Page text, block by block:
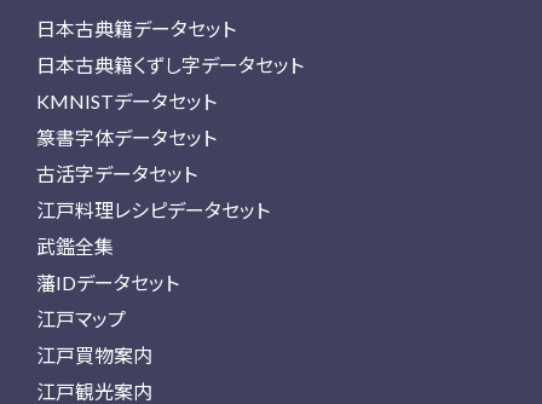
日本古典籍データセット
日本古典籍くずし字データセット
KMNISTデータセット
篆書字体データセット
古活字データセット
江戸料理レシピデータセット
武鑑全集
藩IDデータセット
江戸マップ
江戸買物案内
江戸観光案内